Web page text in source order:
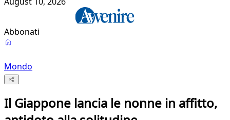
Abbonati
Mondo
Il Giappone lancia le nonne in affitto,